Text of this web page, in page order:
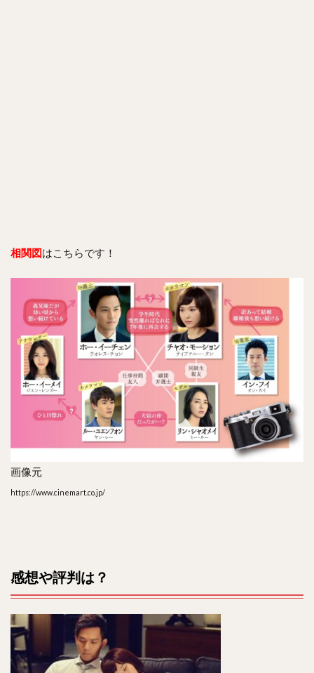
相関図はこちらです！
画像元
https://www.cinemart.co.jp/
感想や評判は？